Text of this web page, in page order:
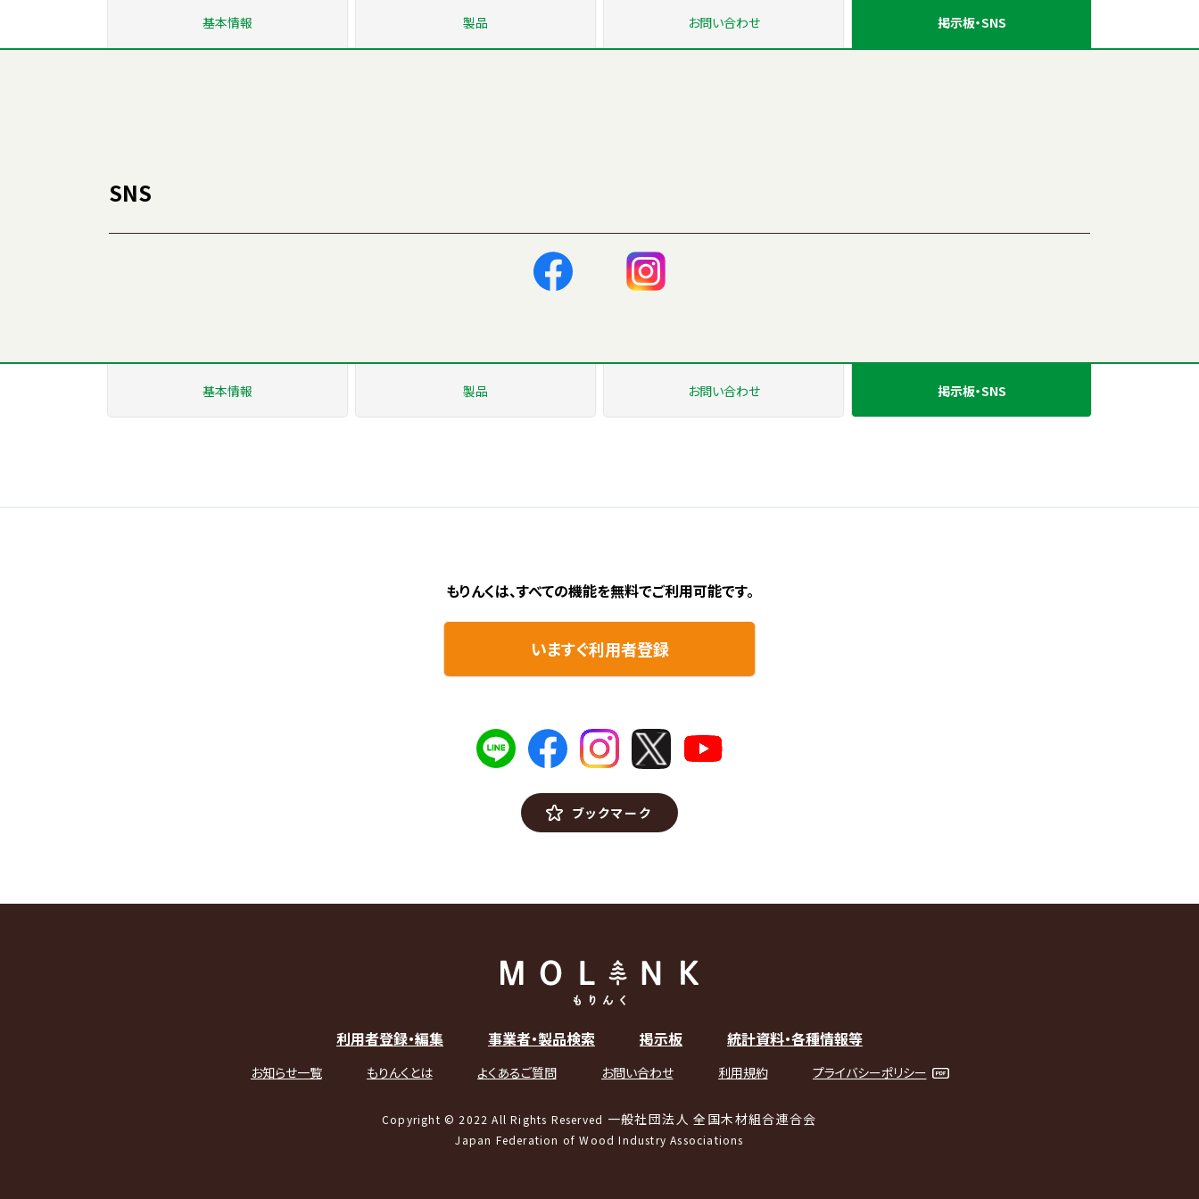
基本情報 製品 お問い合わせ 掲示板・SNS
SNS
基本情報 製品 お問い合わせ 掲示板・SNS
もりんくは、すべての機能を無料でご利用可能です。
いますぐ利用者登録
ブックマーク
利用者登録・編集 事業者・製品検索 掲示板 統計資料・各種情報等
お知らせ一覧 もりんくとは よくあるご質問 お問い合わせ 利用規約 プライバシーポリシー
Copyright © 2022 All Rights Reserved 一般社団法人 全国木材組合連合会
Japan Federation of Wood Industry Associations